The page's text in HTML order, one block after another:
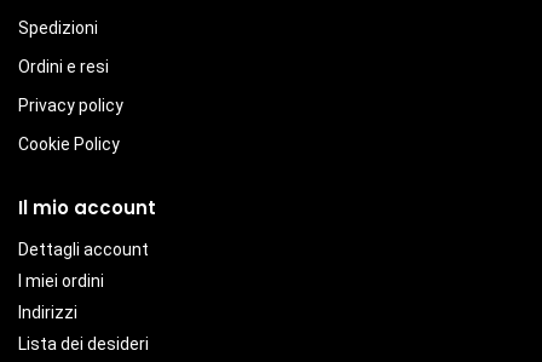
Spedizioni
Ordini e resi
Privacy policy
Cookie Policy
Il mio account
Dettagli account
I miei ordini
Indirizzi
Lista dei desideri